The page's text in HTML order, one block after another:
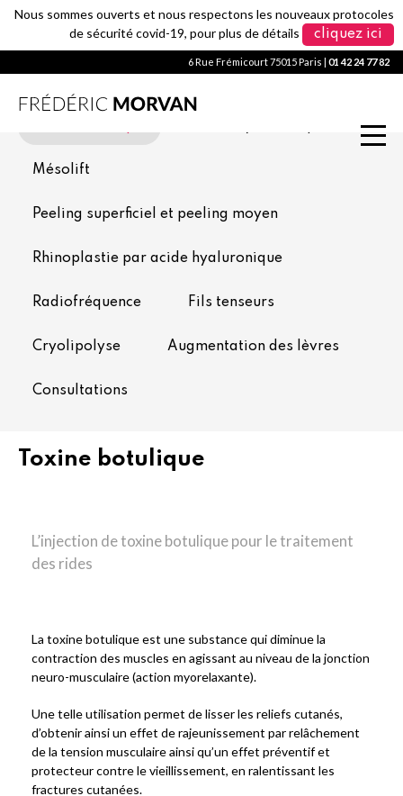
Nous sommes ouverts et nous respectons les nouveaux protocoles
de sécurité covid-19, pour plus de détails
cliquez ici
6 Rue Frémicourt 75015 Paris | 01 42 24 77 82
Mésolift
Peeling superficiel et peeling moyen
Rhinoplastie par acide hyaluronique
Radiofréquence Fils tenseurs
Cryolipolyse Augmentation des lèvres
Consultations
Toxine botulique
L’injection de toxine botulique pour le traitement
des rides
La toxine botulique est une substance qui diminue la
contraction des muscles en agissant au niveau de la jonction
neuro-musculaire (action myorelaxante).
Une telle utilisation permet de lisser les reliefs cutanés,
d’obtenir ainsi un effet de rajeunissement par relâchement
de la tension musculaire ainsi qu’un effet préventif et
protecteur contre le vieillissement, en ralentissant les
fractures cutanées.